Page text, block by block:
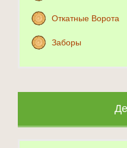
Откатные Ворота
Заборы